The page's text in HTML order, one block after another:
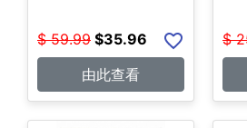
$ 59.99 $35.96
由此查看
$